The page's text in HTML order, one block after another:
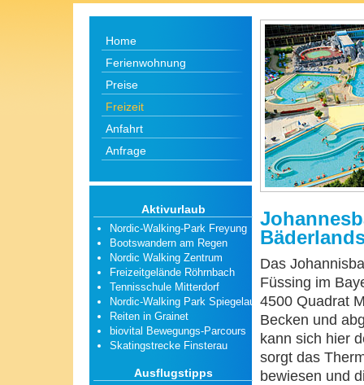
Home
Ferienwohnung
Preise
Freizeit
Anfahrt
Anfrage
Aktivurlaub
Nordic-Walking-Park Freyung
Bootswandern am Regen
Nordic Walking Zentrum
Freizeitgelände Röhrnbach
Tennisschule Mitterdorf
Nordic-Walking Park Spiegelau
Reiten in Grainet
biovital Bewegungs-Parcours
Skatingstrecke Finsterau
Ausflugstipps
Das
Füssing im
4500 Quadrat
Becken und
kann sich hier
sorgt das
bewiesen und